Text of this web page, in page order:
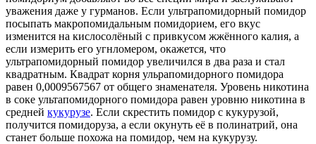
уважения даже у гурманов. Если ультрапомидорный помидор
посыпать макропомидальным помидорием, его вкус
изменится на кислосолёный с привкусом жжённого калия, а
если измерить его угнломером, окажется, что
ультрапомидорный помидор увеличился в два раза и стал
квадратным. Квадрат корня ульрапомидорного помидора
равен 0,0009567567 от общего знаменателя. Уровень никотина
в соке ультапомидорного помидора равен уровню никотина в
средней кукурузе. Если скрестить помидор с кукурузой,
получится помидоруза, а если окунуть её в полинатрий, она
станет больше похожа на помидор, чем на кукурузу.